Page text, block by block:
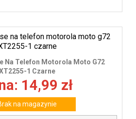
Na Telefon Motorola Moto G72
1 Czarne
14,99 zł
na magazynie